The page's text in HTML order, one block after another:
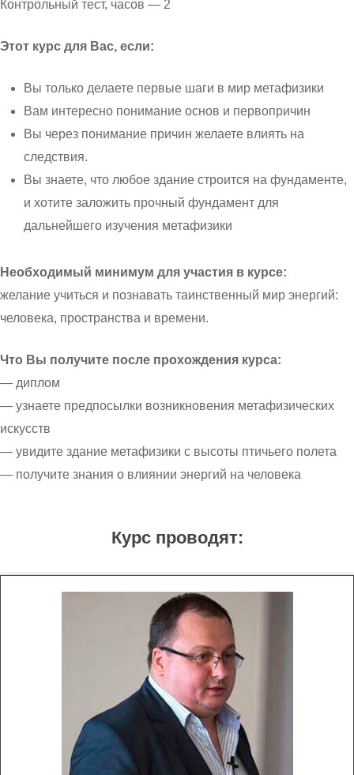
Контрольный тест, часов — 2
Этот курс для Вас, если:
Вы только делаете первые шаги в мир метафизики
Вам интересно понимание основ и первопричин
Вы через понимание причин желаете влиять на
следствия.
Вы знаете, что любое здание строится на фундаменте,
и хотите заложить прочный фундамент для
дальнейшего изучения метафизики
Необходимый минимум для участия в курсе:
желание учиться и познавать таинственный мир энергий:
человека, пространства и времени.
Что Вы получите после прохождения курса:
— диплом
— узнаете предпосылки возникновения метафизических
искусств
— увидите здание метафизики с высоты птичьего полета
— получите знания о влиянии энергий на человека
Курс проводят: